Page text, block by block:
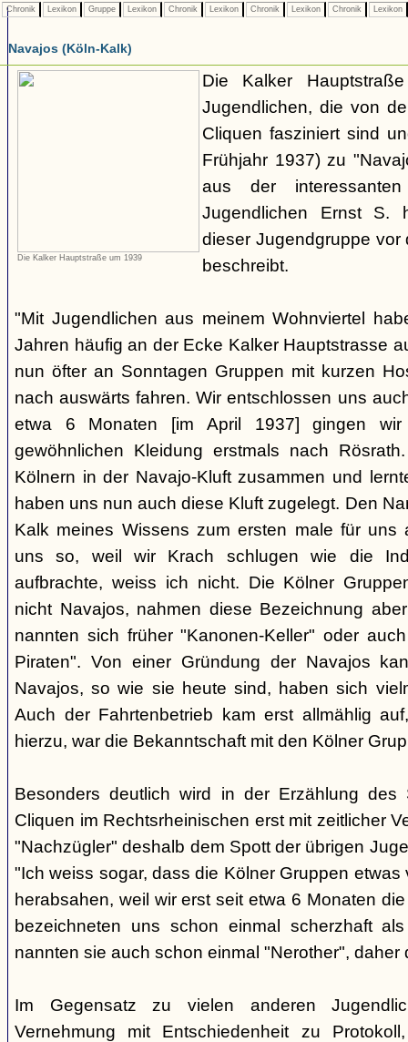
Chronik Lexikon Gruppe Lexikon Chronik Lexikon Chronik Lexikon Chronik Lexikon
Navajos (Köln-Kalk)
Die Kalker Hauptstraße um 1939
Die Kalker
Jugendlichen, die von
Cliquen fasziniert sind
Frühjahr 1937) zu
aus der
Jugendlichen Ernst S.
dieser Jugendgruppe
beschreibt.
"Mit Jugendlichen aus meinem Wohnviertel
Jahren häufig an der Ecke Kalker Hauptstrasse
nun öfter an Sonntagen Gruppen mit kurzen
nach auswärts fahren. Wir entschlossen uns
etwa 6 Monaten [im April 1937] gingen
gewöhnlichen Kleidung erstmals nach
Kölnern in der Navajo-Kluft zusammen und
haben uns nun auch diese Kluft zugelegt. Den
Kalk meines Wissens zum ersten male für uns
uns so, weil wir Krach schlugen wie die
aufbrachte, weiss ich nicht. Die Kölner
nicht Navajos, nahmen diese Bezeichnung
nannten sich früher "Kanonen-Keller" oder
Piraten". Von einer Gründung der Navajos
Navajos, so wie sie heute sind, haben sich
Auch der Fahrtenbetrieb kam erst allmählig
hierzu, war die Bekanntschaft mit den Kölner
Besonders deutlich wird in der Erzählung
Cliquen im Rechtsrheinischen erst mit zeitlicher
"Nachzügler" deshalb dem Spott der übrigen
"Ich weiss sogar, dass die Kölner Gruppen
herabsahen, weil wir erst seit etwa 6 Monaten
bezeichneten uns schon einmal scherzhaft
nannten sie auch schon einmal "Nerother", daher
Im Gegensatz zu vielen anderen
Vernehmung mit Entschiedenheit zu